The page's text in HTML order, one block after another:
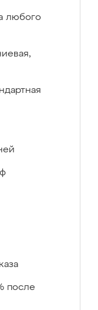
любого
после